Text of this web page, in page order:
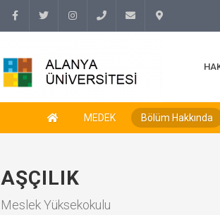
242)
MEDEK Bölüm Hakkında
AŞÇILIK
Meslek Yüksekokulu